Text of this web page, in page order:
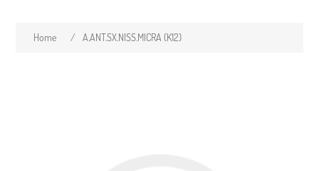
Home / A.ANT.SX.NISS.MICRA (K12)